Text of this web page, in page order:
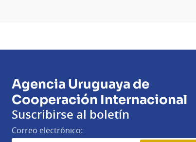
Agencia Uruguaya de
Cooperación Internacional
Suscribirse al boletín
Correo electrónico: